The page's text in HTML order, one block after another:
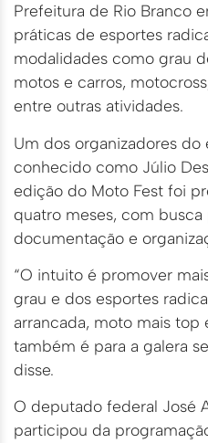
Prefeitura de Rio Branco
práticas de esportes
modalidades como grau
motos e carros,
entre outras atividades.
Um dos organizadores do
conhecido como Júlio
edição do Moto Fest foi
quatro meses, com
documentação e
“O intuito é promover
grau e dos esportes
arrancada, moto mais top
também é para a galera
disse.
O deputado federal José
participou da